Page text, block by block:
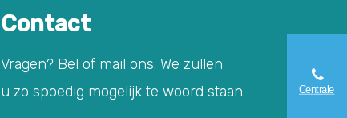
Contact
Vragen? Bel of mail ons. We zullen
u zo spoedig mogelijk te woord staan.